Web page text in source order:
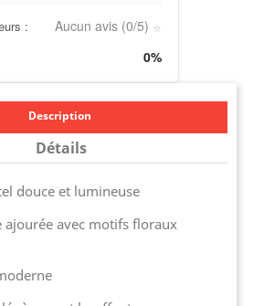
: Aucun avis (0/5) ⭐
0%
Description
Détails
douce et lumineuse
ajourée avec motifs floraux